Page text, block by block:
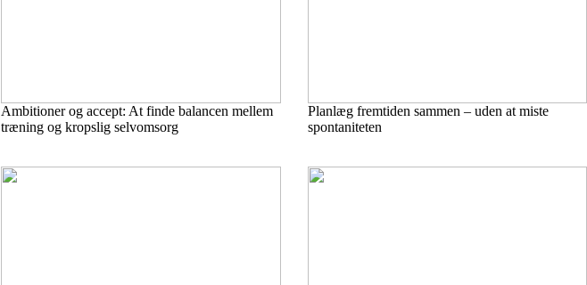
Ambitioner og accept: At finde balancen mellem
træning og kropslig selvomsorg
Planlæg fremtiden sammen – uden at miste
spontaniteten